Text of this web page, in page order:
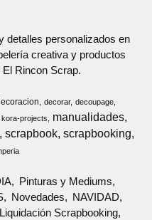
detalles personalizados en
creativa y productos
Rincon Scrap.
decorar
decoupage
kora-projects manualidades
scrapbook scrapbooking
Pinturas y Mediums
Novedades
NAVIDAD
Liquidación Scrapbooking